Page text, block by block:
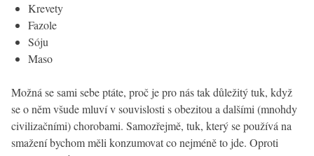
Krevety
Fazole
Sóju
Maso
Možná se sami sebe ptáte, proč je pro nás tak důležitý tuk, když
se o něm všude mluví v souvislosti s obezitou a dalšími (mnohdy
civilizačními) chorobami. Samozřejmě, tuk, který se používá na
smažení bychom měli konzumovat co nejméně to jde. Oproti